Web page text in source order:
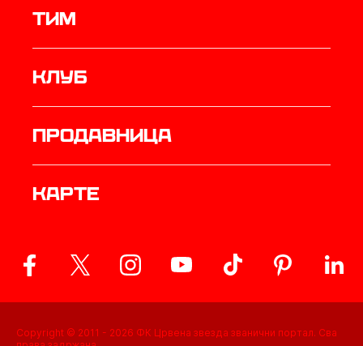
ТИМ
Клуб
продавница
Карте
Copyright © 2011 - 2026 ФК Црвена звезда званични портал. Сва